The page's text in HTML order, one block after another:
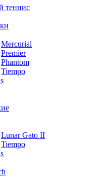
теннис
Mercurial
Premier
Phantom
Tiempo
Lunar Gato II
Tiempo